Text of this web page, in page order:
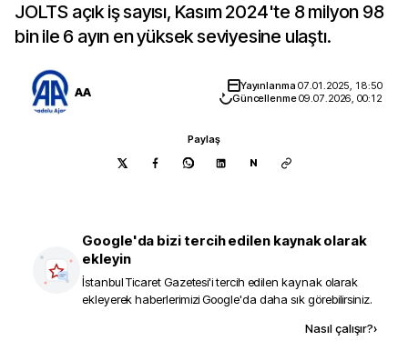
JOLTS açık iş sayısı, Kasım 2024'te 8 milyon 98
bin ile 6 ayın en yüksek seviyesine ulaştı.
AA Yayınlanma07.01.2025, 18:50
Güncellenme09.07.2026, 00:12
Paylaş
N
Google'da bizi tercih edilen kaynak olarak
ekleyin
İstanbul Ticaret Gazetesi'i tercih edilen kaynak olarak
ekleyerek haberlerimizi Google'da daha sık görebilirsiniz.
Nasıl çalışır?›